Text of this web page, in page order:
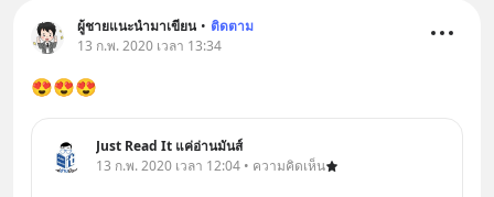
ผู้ชายแนะนำมาเขียน • ติดตาม
13 ก.พ. 2020 เวลา 13:34
😍😍😍
Just Read It แค่อ่านมันส์
13 ก.พ. 2020 เวลา 12:04 • ความคิดเห็น